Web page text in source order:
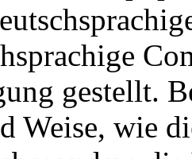
gestellt.
Weise, wie